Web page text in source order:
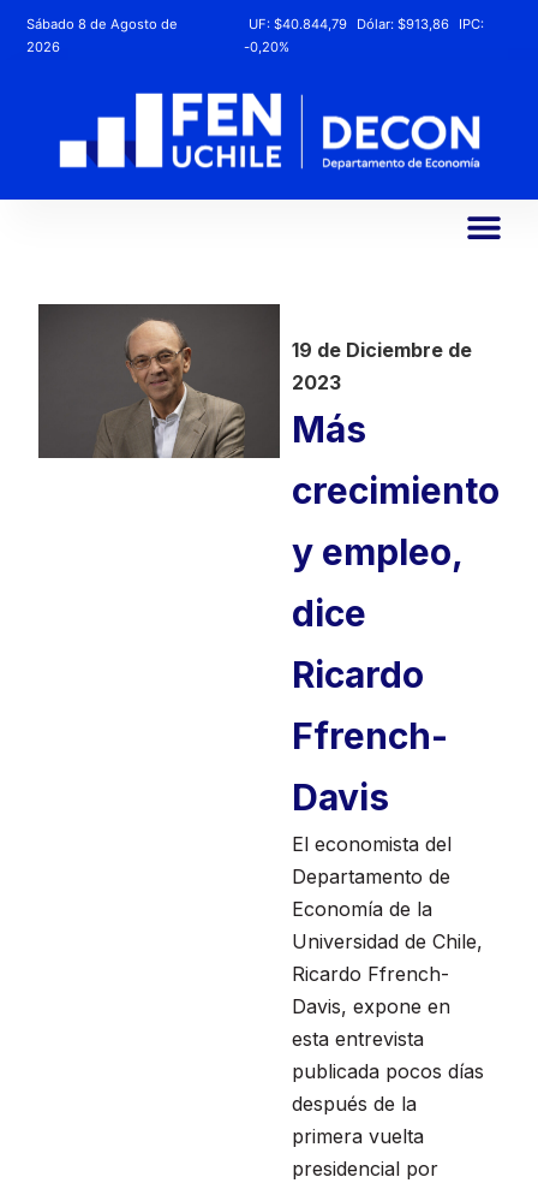
Sábado 8 de Agosto de
2026
UF:$40.844,79 Dólar:$913,86
IPC:
-0,20%
19 de Diciembre de
2023
Más
crecimiento
y empleo,
dice
Ricardo
Ffrench-
Davis
El economista del
Departamento de
Economía de la
Universidad de Chile,
Ricardo Ffrench-
Davis, expone en
esta entrevista
publicada pocos días
después de la
primera vuelta
presidencial por